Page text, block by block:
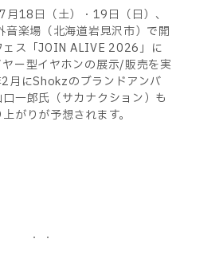
18日（土）・19日（日）、
音楽場（北海道岩見沢市）で開
ェス「JOIN ALIVE 2026」に
ー型イヤホンの展示/販売を実
月にShokzのブランドアンバ
一郎氏（サカナクション）も
がりが予想されます。